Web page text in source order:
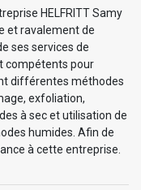
HELFRITT Samy
et ravalement de
ses services de
compétents pour
différentes méthodes
exfoliation,
à sec et utilisation de
humides. Afin de
à cette entreprise.